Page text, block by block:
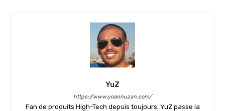
YuZ
https://www.yoannuzan.com/
Fan de produits High-Tech depuis toujours, YuZ passe la